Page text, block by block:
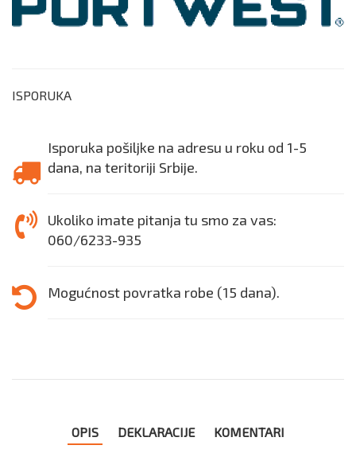
ISPORUKA
Isporuka pošiljke na adresu u roku od 1-5
dana, na teritoriji Srbije.
Ukoliko imate pitanja tu smo za vas:
060/6233-935
Mogućnost povratka robe (15 dana).
OPIS DEKLARACIJE KOMENTARI